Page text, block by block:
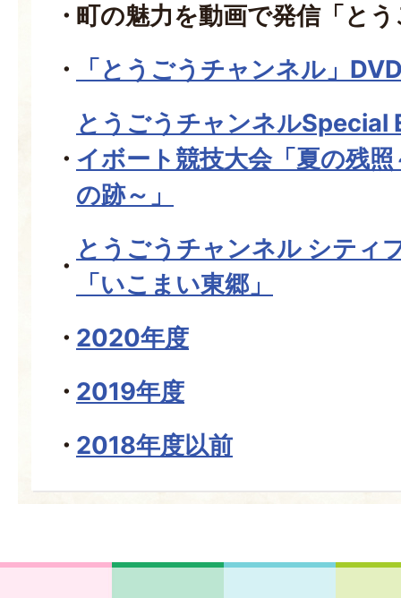
町の魅力を動画で発信「と
「とうごうチャンネル」
とうごうチャンネルSpecial
イボート競技大会「夏の残
の跡～」
とうごうチャンネル シティ
「いこまい東郷」
2020年度
2019年度
2018年度以前